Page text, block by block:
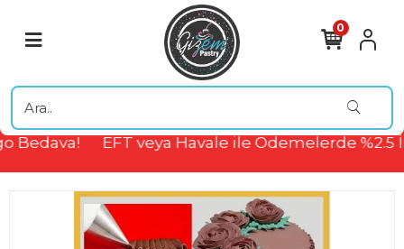
Bedava! EFT veya Havale ile Ödemelerde %2.5
0